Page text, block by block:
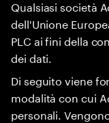
Qualsiasi società
dell'Unione
PLC ai fini della
dei dati.
Di seguito viene
modalità con cui
personali.